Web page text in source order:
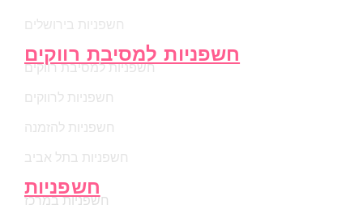
חשפניות בירושלים
חשפניות למסיבת רווקים
חשפניות למסיבת רווקים
חשפניות לרווקים
חשפניות להזמנה
חשפניות בתל אביב
חשפניות
חשפניות במרכז